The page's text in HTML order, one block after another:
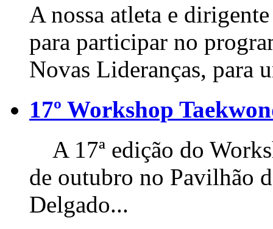
A nossa atleta e
para participar no
Novas Lideranças, para
17º Workshop
A 17ª edição do
de outubro no Pavilhão
Delgado...